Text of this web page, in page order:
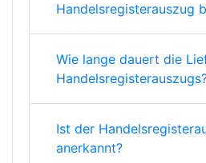
Handelsregisterauszug
Wie lange dauert die
Ist der
anerkannt?